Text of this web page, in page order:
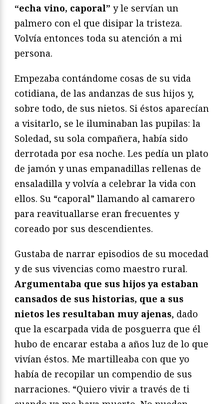
“echa vino, caporal” y le servían un
palmero con el que disipar la tristeza.
Volvía entonces toda su atención a mi
persona.
Empezaba contándome cosas de su vida
cotidiana, de las andanzas de sus hijos y,
sobre todo, de sus nietos. Si éstos aparecían
a visitarlo, se le iluminaban las pupilas: la
Soledad, su sola compañera, había sido
derrotada por esa noche. Les pedía un plato
de jamón y unas empanadillas rellenas de
ensaladilla y volvía a celebrar la vida con
ellos. Su “caporal” llamando al camarero
para reavituallarse eran frecuentes y
coreado por sus descendientes.
Gustaba de narrar episodios de su mocedad
y de sus vivencias como maestro rural.
Argumentaba que sus hijos ya estaban
cansados de sus historias, que a sus
nietos les resultaban muy ajenas, dado
que la escarpada vida de posguerra que él
hubo de encarar estaba a años luz de lo que
vivían éstos. Me martilleaba con que yo
había de recopilar un compendio de sus
narraciones. “Quiero vivir a través de ti